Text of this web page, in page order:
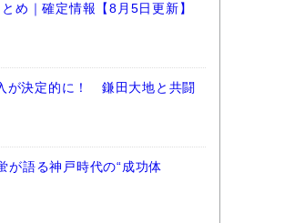
め｜確定情報【8月5日更新】
が決定的に！ 鎌田大地と共闘
語る神戸時代の“成功体